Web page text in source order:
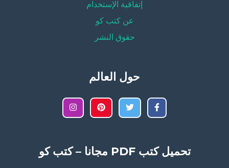
إتفاقية الإستخدام
عن كتب كو
حقوق النشر
حول العالم
تحميل كتب PDF مجانا – كتب كو